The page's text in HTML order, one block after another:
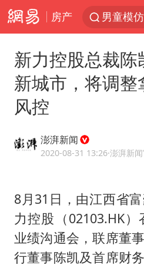
房产
名创优
“六爷”
包文婧
香港宏
浙江台
女主硬
新力控股总裁
新城市，将调
风控
澎湃新闻
2020-08-31 13:26·澎湃新
8月31日，由江西省
力控股（02103.HK
业绩沟通会，联席董
行董事陈凯及首席财